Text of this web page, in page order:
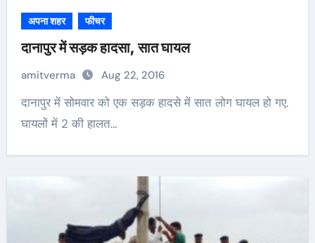
अपना शहर फीचर
दानापुर में सड़क हादसा, सात घायल
amitverma Aug 22, 2016
दानापुर में सोमवार को एक सड़क हादसे में सात लोग घायल हो गए.
घायलों में 2 की हालत…